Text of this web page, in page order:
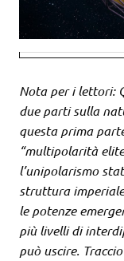
Nota per i lettori:
due parti sulla
questa prima
“multipolarità
l’unipolarismo
struttura
le potenze
più livelli di
può uscire.